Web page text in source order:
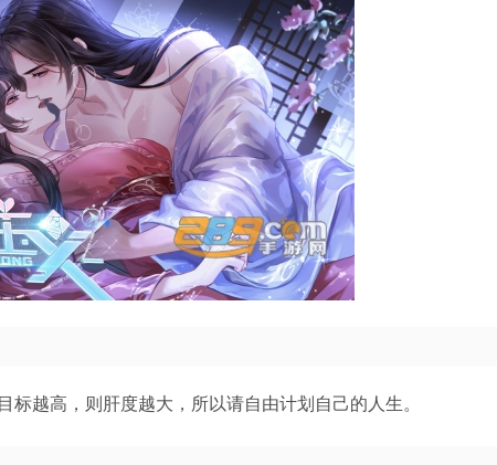
越高，则肝度越大，所以请自由计划自己的人生。